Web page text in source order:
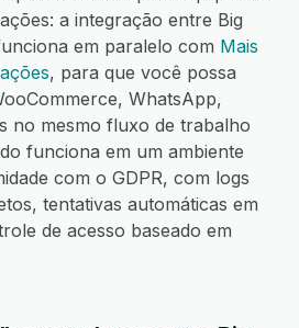
a integração entre Big
em paralelo com Mais
, para que você possa
WhatsApp,
no mesmo fluxo de trabalho
funciona em um ambiente
com o GDPR, com logs
tentativas automáticas em
de acesso baseado em